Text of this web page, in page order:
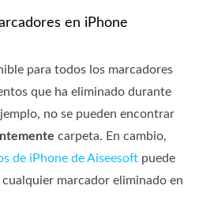
en iPhone
para todos los marcadores
que ha eliminado durante
no se pueden encontrar
carpeta. En cambio,
de iPhone de Aiseesoft puede
marcador eliminado en